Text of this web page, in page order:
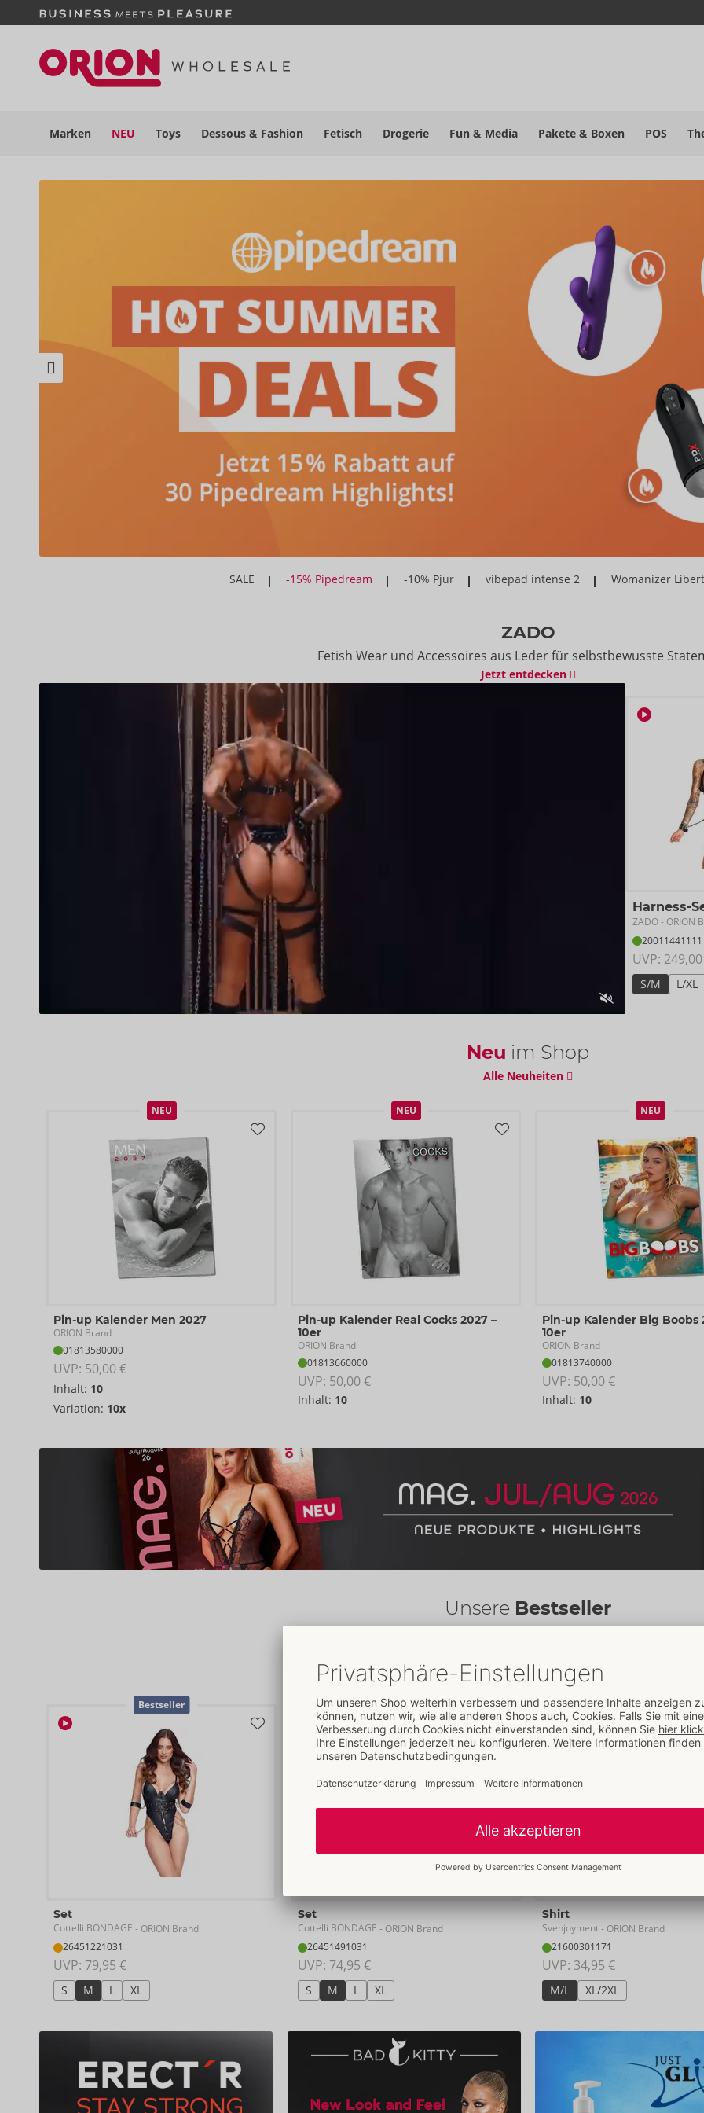
Marken NEU Toys Dessous & Fashion Fetisch Drogerie Fun & Media Pakete & Boxen POS
SALE -15% Pipedream -10% Pjur vibepad intense 2 Womanizer
ZADO
Fetish Wear und Accessoires aus Leder für selbstbewusste
Jetzt entdecken
Harness-
ZADO- ORION
20011441111
UVP:
S/M L/XL
Neu im Shop
Alle Neuheiten
NEU
Pin-up Kalender Men 2027
ORION Brand
01813580000
UVP: 50,00 €
Inhalt: 10
Variation: 10x
NEU
Pin-up Kalender Real Cocks 2027 –
10er
ORION Brand
01813660000
UVP: 50,00 €
Inhalt: 10
NEU
Pin-up Kalender Big Boobs
10er
ORION Brand
01813740000
UVP: 50,00 €
Inhalt: 10
Unsere Bestseller
Dessous & Fashion Fetisch Toys Kondome
Bestseller
Set
Cottelli BONDAGE - ORION Brand
26451221031
UVP: 79,95 €
S M L XL
Bestseller
Set
Cottelli BONDAGE - ORION Brand
26451491031
UVP: 74,95 €
S M L XL
Bestseller
Shirt
Svenjoyment- ORION Brand
21600301171
UVP: 34,95 €
M/L XL/2XL